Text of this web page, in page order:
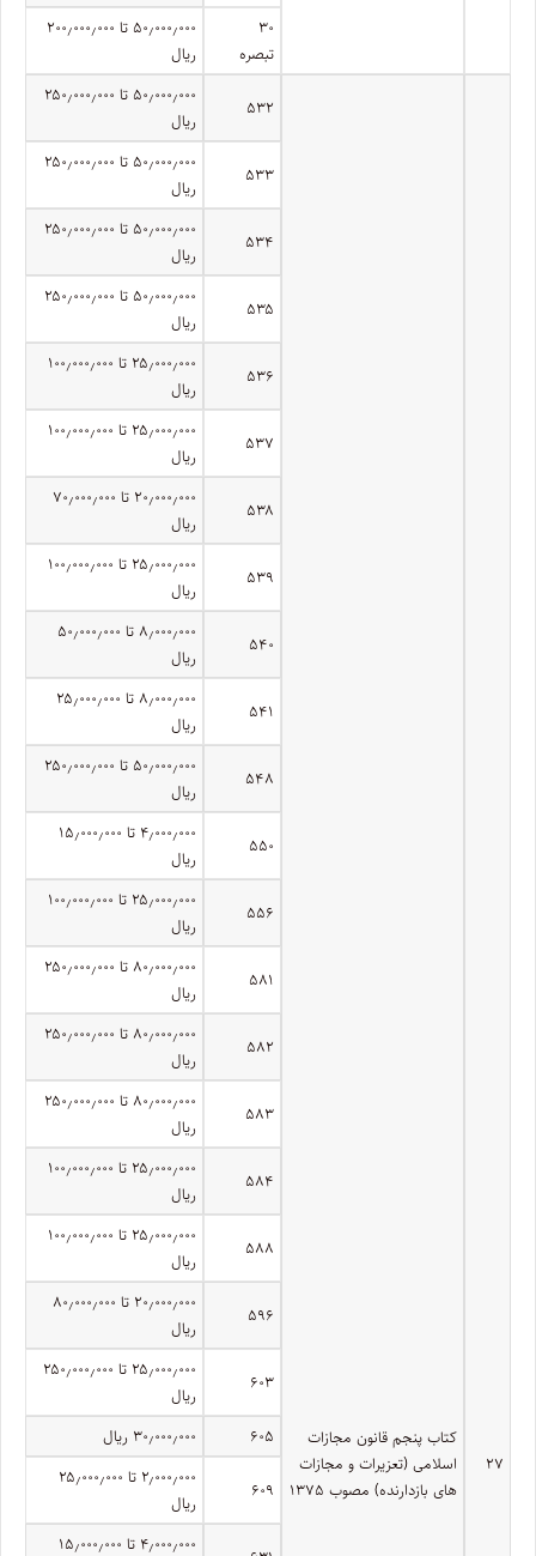
۳۰
تبصره
۵۰٫۰۰۰٫۰۰۰ تا ۲۰۰٫۰۰۰٫۰۰۰
ریال
۲۷
کتاب پنجم قانون مجازات
اسلامی (تعزیرات و مجازات
های بازدارنده) مصوب ۱۳۷۵
۵۳۲
۵۰٫۰۰۰٫۰۰۰ تا ۲۵۰٫۰۰۰٫۰۰۰
ریال
۵۳۳
۵۰٫۰۰۰٫۰۰۰ تا ۲۵۰٫۰۰۰٫۰۰۰
ریال
۵۳۴
۵۰٫۰۰۰٫۰۰۰ تا ۲۵۰٫۰۰۰٫۰۰۰
ریال
۵۳۵
۵۰٫۰۰۰٫۰۰۰ تا ۲۵۰٫۰۰۰٫۰۰۰
ریال
۵۳۶
۲۵٫۰۰۰٫۰۰۰ تا ۱۰۰٫۰۰۰٫۰۰۰
ریال
۵۳۷
۲۵٫۰۰۰٫۰۰۰ تا ۱۰۰٫۰۰۰٫۰۰۰
ریال
۵۳۸
۲۰٫۰۰۰٫۰۰۰ تا ۷۰٫۰۰۰٫۰۰۰
ریال
۵۳۹
۲۵٫۰۰۰٫۰۰۰ تا ۱۰۰٫۰۰۰٫۰۰۰
ریال
۵۴۰
۸٫۰۰۰٫۰۰۰ تا ۵۰٫۰۰۰٫۰۰۰
ریال
۵۴۱
۸٫۰۰۰٫۰۰۰ تا ۲۵٫۰۰۰٫۰۰۰
ریال
۵۴۸
۵۰٫۰۰۰٫۰۰۰ تا ۲۵۰٫۰۰۰٫۰۰۰
ریال
۵۵۰
۴٫۰۰۰٫۰۰۰ تا ۱۵٫۰۰۰٫۰۰۰
ریال
۵۵۶
۲۵٫۰۰۰٫۰۰۰ تا ۱۰۰٫۰۰۰٫۰۰۰
ریال
۵۸۱
۸۰٫۰۰۰٫۰۰۰ تا ۲۵۰٫۰۰۰٫۰۰۰
ریال
۵۸۲
۸۰٫۰۰۰٫۰۰۰ تا ۲۵۰٫۰۰۰٫۰۰۰
ریال
۵۸۳
۸۰٫۰۰۰٫۰۰۰ تا ۲۵۰٫۰۰۰٫۰۰۰
ریال
۵۸۴
۲۵٫۰۰۰٫۰۰۰ تا ۱۰۰٫۰۰۰٫۰۰۰
ریال
۵۸۸
۲۵٫۰۰۰٫۰۰۰ تا ۱۰۰٫۰۰۰٫۰۰۰
ریال
۵۹۶
۲۰٫۰۰۰٫۰۰۰ تا ۸۰٫۰۰۰٫۰۰۰
ریال
۶۰۳
۲۵٫۰۰۰٫۰۰۰ تا ۲۵۰٫۰۰۰٫۰۰۰
ریال
۶۰۵
۳۰٫۰۰۰٫۰۰۰ ریال
۶۰۹
۲٫۰۰۰٫۰۰۰ تا ۲۵٫۰۰۰٫۰۰۰
ریال
۴٫۰۰۰٫۰۰۰ تا ۱۵٫۰۰۰٫۰۰۰